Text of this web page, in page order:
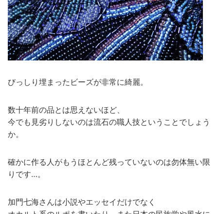
びっしり埋まったビーズが非常に綺麗。
数十年前の品とは思えないほど、
今でも見劣りしないのは流石の職人技ということでしょう
か。
確かに作る人がもうほとんど残っていないのは勿体無い限
りです…。
加門七海さんは小説やエッセイだけでなく